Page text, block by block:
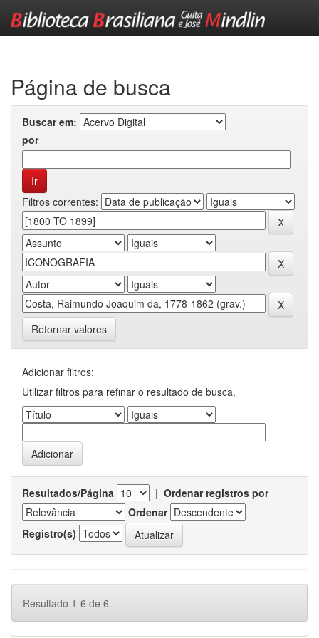
Página de busca
Buscar em:
por
Filtros correntes:
Retornar valores
Adicionar filtros:
Utilizar filtros para refinar o resultado de busca.
Resultados/Página | Ordenar registros por
Ordenar
Registro(s)
Resultado 1-6 de 6.